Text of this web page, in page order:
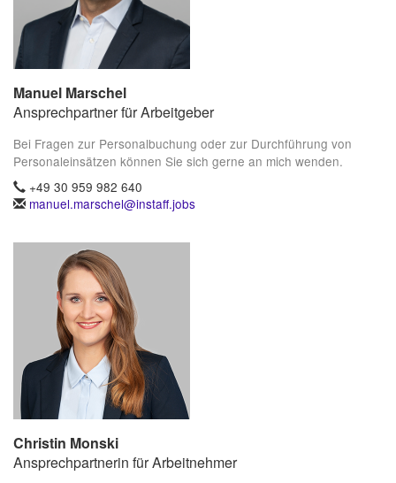
Manuel Marschel
Ansprechpartner für Arbeitgeber
Bei Fragen zur Personalbuchung oder zur Durchführung von
Personaleinsätzen können Sie sich gerne an mich wenden.
+49 30 959 982 640
manuel.marschel@instaff.jobs
Christin Monski
Ansprechpartnerin für Arbeitnehmer